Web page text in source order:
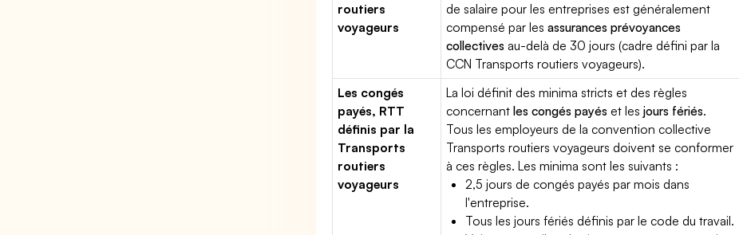
routiers
voyageurs
de salaire pour les entreprises est généralement
compensé par lesassurances prévoyances
collectives au-delà de 30 jours (cadre défini par la
CCN Transports routiers voyageurs).
Les congés
payés, RTT
définis par la
Transports
routiers
voyageurs
La loi définit des minima stricts et des règles
concernantles congés payés et lesjours fériés.
Tous les employeurs de la convention collective
Transports routiers voyageurs doivent se conformer
à ces règles. Les minima sont les suivants :
2,5 jours de congés payés par mois dans
l'entreprise.
Tous les jours fériés définis par le code du travail.